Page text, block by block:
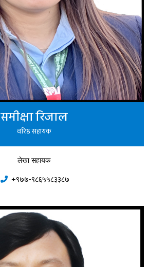
समीक्षा रिजाल
वरिष्ठ सहायक
लेखा सहायक
+९७७-९८६५५८३३८७